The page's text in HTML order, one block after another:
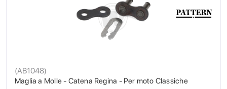
Maglia a Molle - Catena Regina - Per moto Classiche
(AB1048)